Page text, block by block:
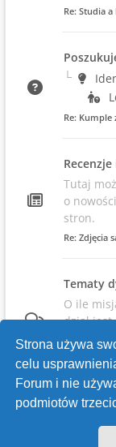
Strona używa
celu
Forum i nie
podmiotów
Re: Studia
Re: Kumple
Tutaj
o
stron.
Re: Zdjęcia
Tematy
O ile
dział
swoimi
Re: